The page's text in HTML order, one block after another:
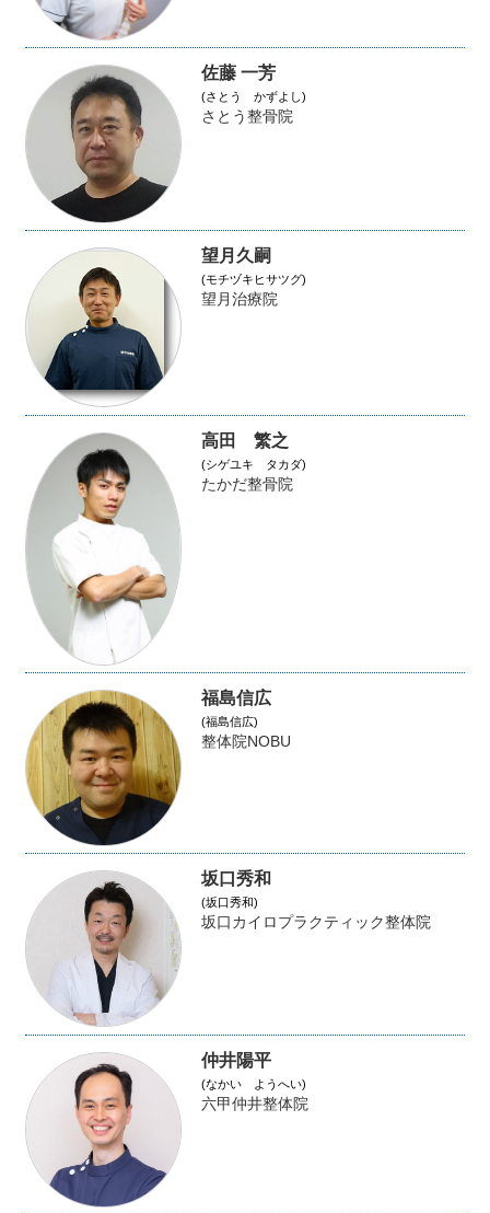
佐藤 一芳
(さとう かずよし)
さとう整骨院
望月久嗣
(モチヅキヒサツグ)
望月治療院
高田 繁之
(シゲユキ タカダ)
たかだ整骨院
福島信広
(福島信広)
整体院NOBU
坂口秀和
(坂口秀和)
坂口カイロプラクティック整体院
仲井陽平
(なかい ようへい)
六甲仲井整体院